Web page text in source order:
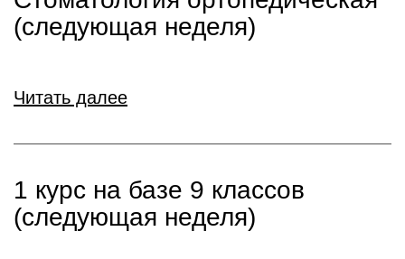
(следующая неделя)
Читать далее
1 курс на базе 9 классов
(следующая неделя)